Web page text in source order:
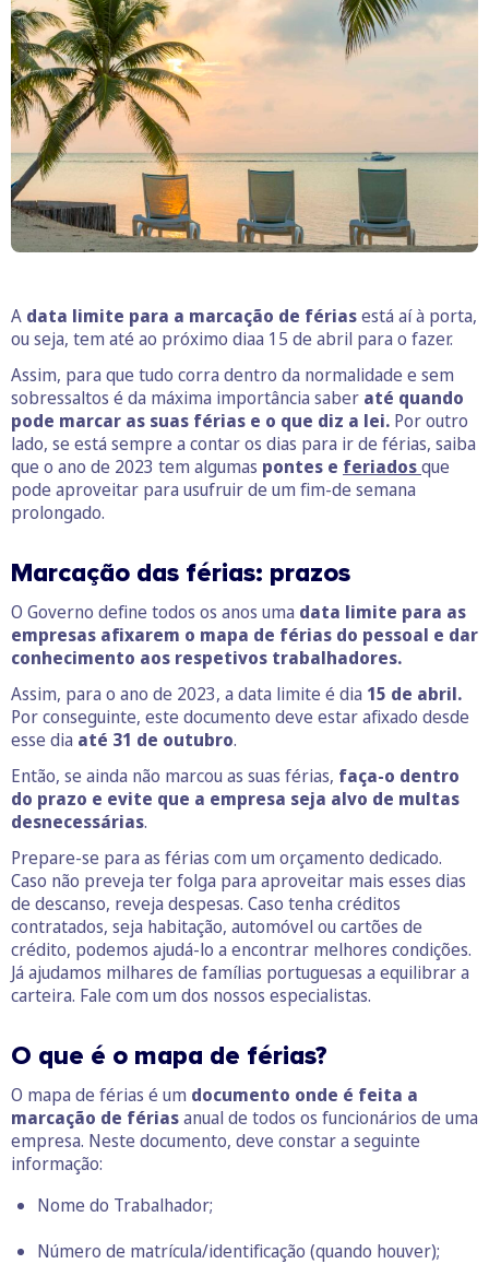
A data limite para a marcação de fériasestá aí à porta,
ou seja, tem até ao próximo diaa 15 de abril para o fazer.
Assim, para que tudo corra dentro da normalidade e sem
sobressaltos é da máxima importância saber até quando
pode marcar as suas férias e o que diz a lei. Por outro
lado, se está sempre a contar os dias para ir de férias, saiba
que o ano de 2023 tem algumas pontes e feriadosque
pode aproveitar para usufruir de um fim-de semana
prolongado.
Marcação das férias: prazos
O Governo define todos os anos uma data limite para as
empresas afixarem o mapa de férias do pessoal e dar
conhecimento aos respetivos trabalhadores.
Assim, para o ano de 2023, a data limite é dia 15 de abril.
Por conseguinte, este documento deve estar afixado desde
esse dia até 31 de outubro.
Então, se ainda não marcou as suas férias, faça-o dentro
do prazo e evite que a empresa seja alvo de multas
desnecessárias.
Prepare-se para as férias com um orçamento dedicado.
Caso não preveja ter folga para aproveitar mais esses dias
de descanso, reveja despesas. Caso tenha créditos
contratados, seja habitação, automóvel ou cartões de
crédito, podemos ajudá-lo a encontrar melhores condições.
Já ajudamos milhares de famílias portuguesas a equilibrar a
carteira. Fale com um dos nossos especialistas.
O que é o mapa de férias?
O mapa de férias é um documento onde é feita a
marcação de fériasanual de todos os funcionários de uma
empresa. Neste documento, deve constar a seguinte
informação:
Nome do Trabalhador;
Número de matrícula/identificação (quando houver);